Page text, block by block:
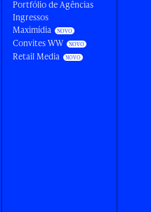
Portfólio de Agências
Ingressos
Maximídia
Convites WW
Retail Media